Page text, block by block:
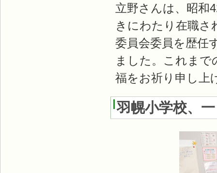
立野さんは、昭和
きにわたり在職さ
委員会委員を歴任
ました。これま
福をお祈り申し上
羽幌小学校、